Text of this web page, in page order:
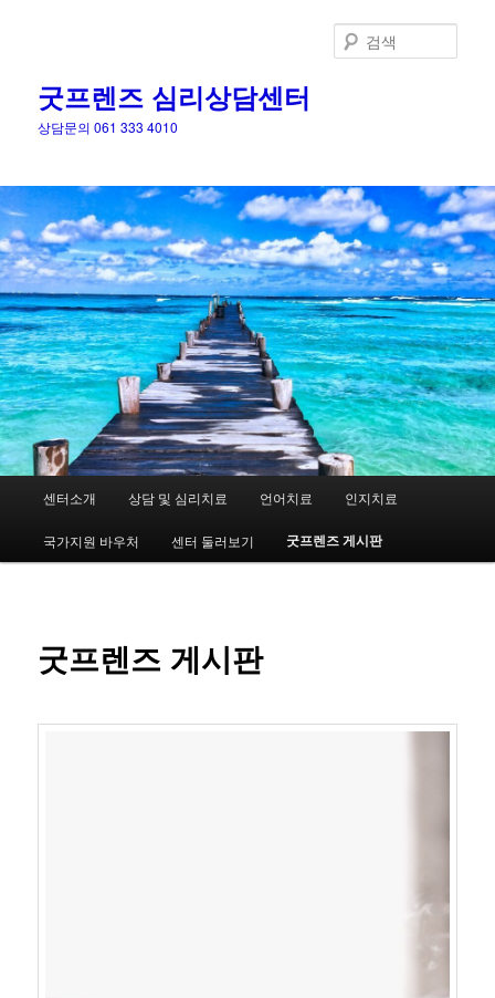
굿프렌즈 심리상담센터
상담문의 061 333 4010
색
뉴
첫
번
컨
센터소개 상담 및 심리치료 언어치료 인지치료
국가지원 바우처 센터 둘러보기 굿프렌즈 게시판
굿프렌즈 게시판